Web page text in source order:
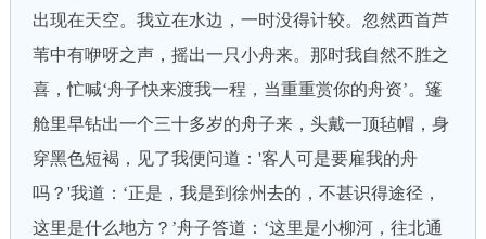
出现在天空。我立在水边，一时没得计较。忽然西首芦
苇中有咿呀之声，摇出一只小舟来。那时我自然不胜之
喜，忙喊‘舟子快来渡我一程，当重重赏你的舟资’。篷
舱里早钻出一个三十多岁的舟子来，头戴一顶毡帽，身
穿黑色短褐，见了我便问道：'客人可是要雇我的舟
吗？'我道：‘正是，我是到徐州去的，不甚识得途径，
这里是什么地方？’舟子答道：‘这里是小柳河，往北通